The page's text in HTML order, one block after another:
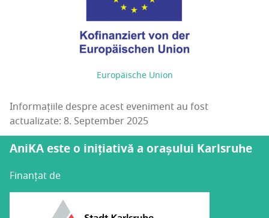
Europäische Union
Informațiile despre acest eveniment au fost
actualizate: 8. September 2025
AniKA este o inițiativă a orașului Karlsruhe
Finanțat de